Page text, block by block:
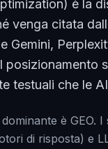
è la
venga citata
Gemini,
posizionamento
testuali che le
è GEO.
di risposta) e